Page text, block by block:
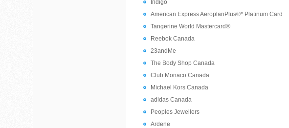
Indigo
American Express AeroplanPlus®* Platinum Card
Tangerine World Mastercard®
Reebok Canada
23andMe
The Body Shop Canada
Club Monaco Canada
Michael Kors Canada
adidas Canada
Peoples Jewellers
Ardene